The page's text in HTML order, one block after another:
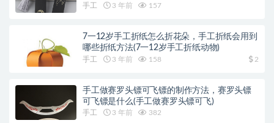
手工 3 年前 157
7一12岁手工折纸怎么折花朵，手工折纸会用到
哪些折纸方法(7一12岁手工折纸动物)
手工 3 年前 158 2
手工做赛罗头镖可飞镖的制作方法，赛罗头镖
可飞镖是什么(手工做赛罗头镖可飞)
手工 3 年前 382